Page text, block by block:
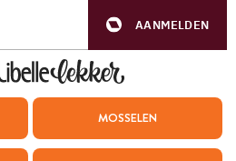
AANMELDEN
MOSSELEN